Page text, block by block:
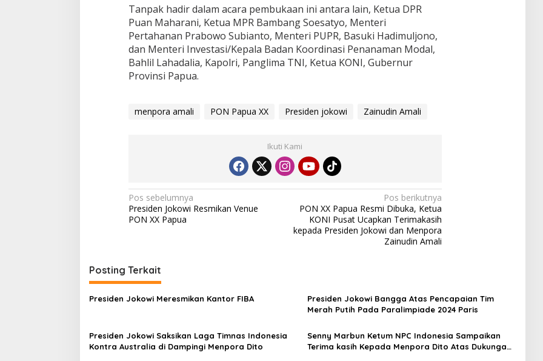
Tanpak hadir dalam acara pembukaan ini antara lain, Ketua DPR
Puan Maharani, Ketua MPR Bambang Soesatyo, Menteri
Pertahanan Prabowo Subianto, Menteri PUPR, Basuki Hadimuljono,
dan Menteri Investasi/Kepala Badan Koordinasi Penanaman Modal,
Bahlil Lahadalia, Kapolri, Panglima TNI, Ketua KONI, Gubernur
Provinsi Papua.
menpora amali PON Papua XX Presiden jokowi Zainudin Amali
Ikuti Kami
Navigasi
pos
Pos sebelumnya
Presiden Jokowi Resmikan Venue
PON XX Papua
Pos berikutnya
PON XX Papua Resmi Dibuka, Ketua
KONI Pusat Ucapkan Terimakasih
kepada Presiden Jokowi dan Menpora
Zainudin Amali
Posting Terkait
Presiden Jokowi Meresmikan Kantor FIBA
Presiden Jokowi Bangga Atas Pencapaian Tim
Merah Putih Pada Paralimpiade 2024 Paris
Presiden Jokowi Saksikan Laga Timnas Indonesia
Kontra Australia di Dampingi Menpora Dito
Senny Marbun Ketum NPC Indonesia Sampaikan
Terima kasih Kepada Menpora Dito Atas Dukungan